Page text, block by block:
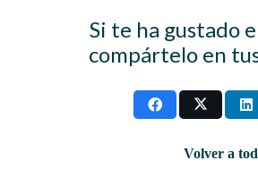
Si te ha gustado
compártelo en tus
Volver a